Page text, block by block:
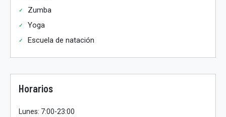
Zumba
Yoga
Escuela de natación
Horarios
Lunes: 7:00-23:00